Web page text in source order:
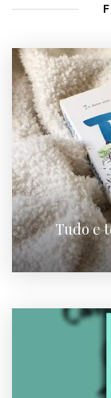
Tudo e